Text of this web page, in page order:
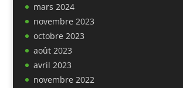
mars 2024
novembre 2023
octobre 2023
août 2023
avril 2023
novembre 2022